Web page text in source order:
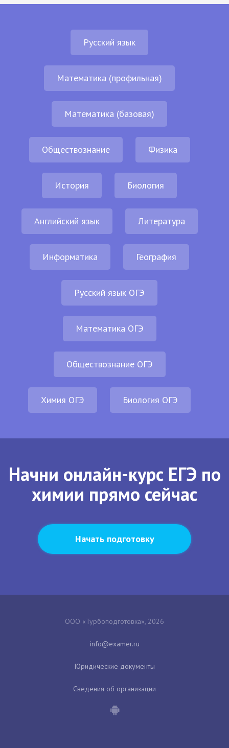
Русский язык
Математика (профильная)
Математика (базовая)
Обществознание Физика
История Биология
Английский язык Литература
Информатика География
Русский язык ОГЭ
Математика ОГЭ
Обществознание ОГЭ
Химия ОГЭ Биология ОГЭ
Начни онлайн-курс ЕГЭ по
химии прямо сейчас
Начать подготовку
ООО «Турбоподготовка», 2026
Юридические документы
Сведения об организации